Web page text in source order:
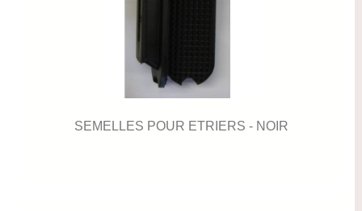
SEMELLES POUR ETRIERS - NOIR